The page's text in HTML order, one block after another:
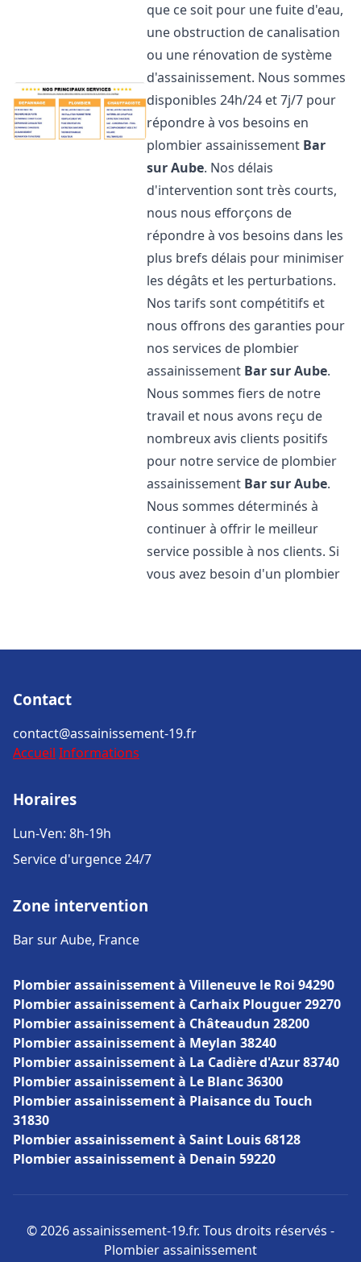
que ce soit pour une fuite d'eau,
une obstruction de canalisation
ou une rénovation de système
d'assainissement. Nous sommes
disponibles 24h/24 et 7j/7 pour
répondre à vos besoins en
plombier assainissement Bar
sur Aube. Nos délais
d'intervention sont très courts,
nous nous efforçons de
répondre à vos besoins dans les
plus brefs délais pour minimiser
les dégâts et les perturbations.
Nos tarifs sont compétitifs et
nous offrons des garanties pour
nos services de plombier
assainissement Bar sur Aube.
Nous sommes fiers de notre
travail et nous avons reçu de
nombreux avis clients positifs
pour notre service de plombier
assainissement Bar sur Aube.
Nous sommes déterminés à
continuer à offrir le meilleur
service possible à nos clients. Si
vous avez besoin d'un plombier
Contact
contact@assainissement-19.fr
Accueil Informations
Horaires
Lun-Ven: 8h-19h
Service d'urgence 24/7
Zone intervention
Bar sur Aube, France
Plombier assainissement à Villeneuve le Roi 94290
Plombier assainissement à Carhaix Plouguer 29270
Plombier assainissement à Châteaudun 28200
Plombier assainissement à Meylan 38240
Plombier assainissement à La Cadière d'Azur 83740
Plombier assainissement à Le Blanc 36300
Plombier assainissement à Plaisance du Touch
31830
Plombier assainissement à Saint Louis 68128
Plombier assainissement à Denain 59220
© 2026 assainissement-19.fr. Tous droits réservés -
Plombier assainissement